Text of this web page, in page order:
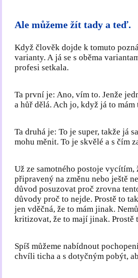
Ale můžeme žít tady a teď.
Když člověk dojde k tomuto
varianty. A já se s oběma
profesi setkala.
Ta první je: Ano, vím to. Jenže
a hůř dělá. Ach jo, když já to mám
Ta druhá je: To je super, takže já
mohu měnit. To je skvělé a s čím
Už ze samotného postoje
připravený na změnu nebo ještě
důvod posuzovat proč zrovna
důvody proč to nejde. Prostě to
jen vděčná, že to mám jinak.
kritizovat, že to mají jinak. Prostě
Spíš můžeme nabídnout
chvíli ticha a s dotyčným pobýt,